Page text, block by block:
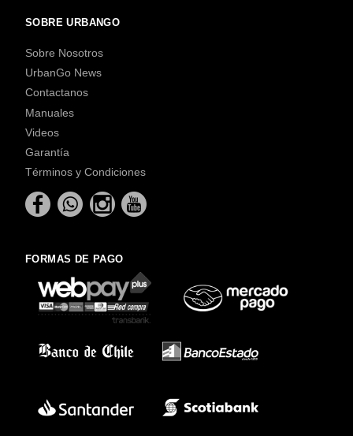
SOBRE URBANGO
Sobre Nosotros
UrbanGo News
Contactanos
Manuales
Videos
Garantía
Términos y Condiciones
FORMAS DE PAGO